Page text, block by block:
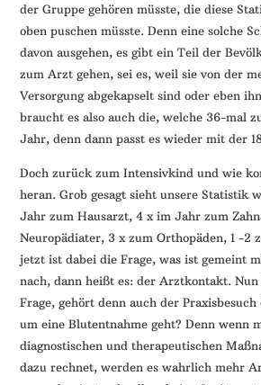
//
der Gruppe gehören müsste, die diese
oben puschen müsste. Denn eine solche
davon ausgehen, es gibt ein Teil der
zum Arzt gehen, sei es, weil sie von der
Versorgung abgekapselt sind oder eben
braucht es also auch die, welche 36-mal
Jahr, denn dann passt es wieder mit der
Doch zurück zum Intensivkind und wie
heran. Grob gesagt sieht unsere Statistik
Jahr zum Hausarzt, 4 x im Jahr zum
Neuropädiater, 3 x zum Orthopäden, 1 -2
jetzt ist dabei die Frage, was ist gemeint
nach, dann heißt es: der Arztkontakt.
Frage, gehört denn auch der
um eine Blutentnahme geht? Denn wenn
diagnostischen und therapeutischen
dazu rechnet, werden es wahrlich mehr